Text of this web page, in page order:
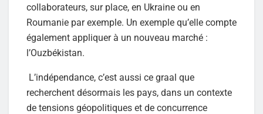
collaborateurs, sur place, en Ukraine ou en
Roumanie par exemple. Un exemple qu’elle compte
également appliquer à un nouveau marché :
l’Ouzbékistan.
L’indépendance, c’est aussi ce graal que
recherchent désormais les pays, dans un contexte
de tensions géopolitiques et de concurrence